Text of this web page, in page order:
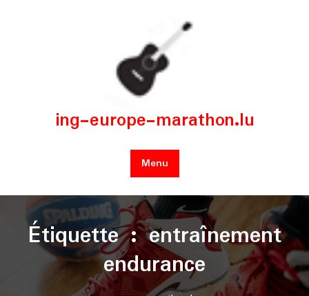
ing-europe-marathon.lu
Menu
Étiquette :entraînement
endurance